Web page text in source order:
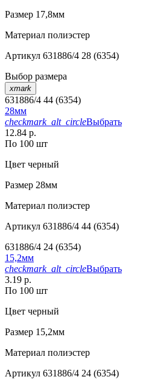
Размер 17,8мм
Материал полиэстер
Артикул 631886/4 28 (6354)
Выбор размера
xmark
631886/4 44 (6354)
28мм
checkmark_alt_circleВыбрать
12.84 р.
По 100 шт
Цвет черный
Размер 28мм
Материал полиэстер
Артикул 631886/4 44 (6354)
631886/4 24 (6354)
15,2мм
checkmark_alt_circleВыбрать
3.19 р.
По 100 шт
Цвет черный
Размер 15,2мм
Материал полиэстер
Артикул 631886/4 24 (6354)